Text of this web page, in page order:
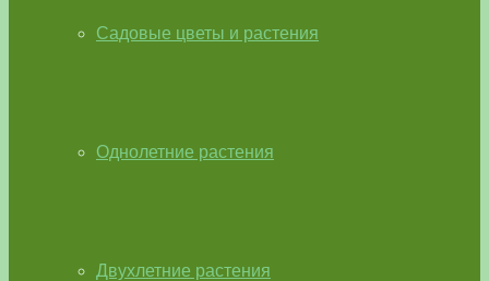
Садовые цветы и растения
Однолетние растения
Двухлетние растения